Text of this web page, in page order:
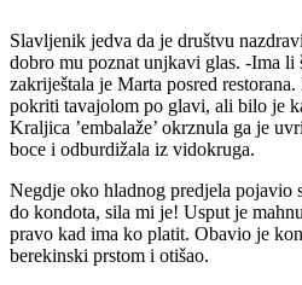
Slavljenik jedva da je društvu
dobro mu poznat unjkavi glas. -Ima li
zakriještala je Marta posred
pokriti tavajolom po glavi, ali bilo je
Kraljica ’embalaže’ okrznula ga je
boce i odburdižala iz vidokruga.
Negdje oko hladnog predjela pojavio
do kondota, sila mi je! Usput je
pravo kad ima ko platit. Obavio je
berekinski prstom i otišao.